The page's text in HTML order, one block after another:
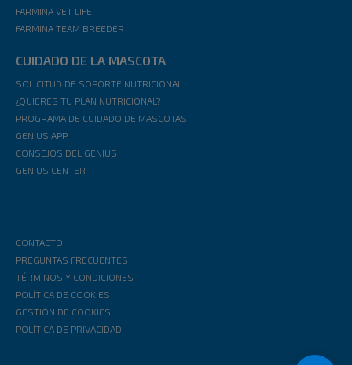
FARMINA VET LIFE
FARMINA TEAM BREEDER
CUIDADO DE LA MASCOTA
SOLICITUD DE SOPORTE NUTRICIONAL
¿QUIERES TU PLAN NUTRICIONAL?
PROGRAMA DE CUIDADO DE MASCOTAS
GENIUS APP
CONSEJOS DEL GENIUS
GENIUS CENTER
CONTACTO
PREGUNTAS FRECUENTES
TÉRMINOS Y CONDICIONES
POLÍTICA DE COOKIES
GESTIÓN DE COOKIES
POLÍTICA DE PRIVACIDAD